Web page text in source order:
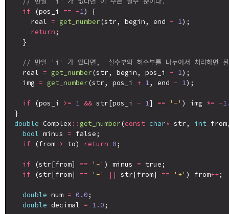
if (pos_i == -1) {
    real
= get_number (str, begin, end - 1);
return ;
  }
// 만일 'i' 가 있다면,  실수부와 허수부를 나누어서 처리하면
  real
= get_number (str, begin, pos_i - 1);
  img
= get_number (str, pos_i + 1, end - 1);
if (pos_i >= 1 && str[pos_i - 1] == '-' ) img *= -
double Complex :: get_number (const char* str, int
bool minus = false;
if (from > to) return 0 ;
if (str[from] == '-' ) minus = true;
if (str[from] == '-' || str[from] == '+' ) from++;
double num = 0.0 ;
double decimal = 1.0 ;